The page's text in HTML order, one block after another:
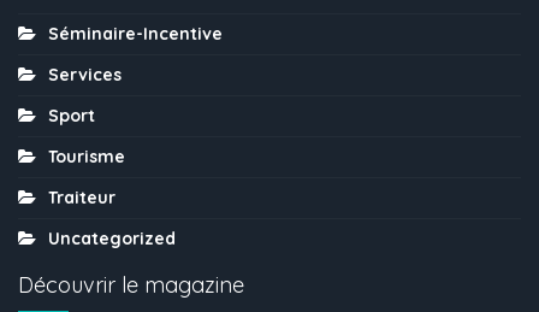
Séminaire-Incentive
Services
Sport
Tourisme
Traiteur
Uncategorized
Découvrir le magazine